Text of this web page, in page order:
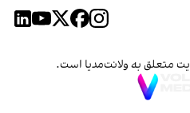
متعلق به ولانت‌مدیا است.